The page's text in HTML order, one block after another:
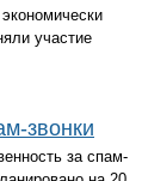
участие
звонки
за спам-